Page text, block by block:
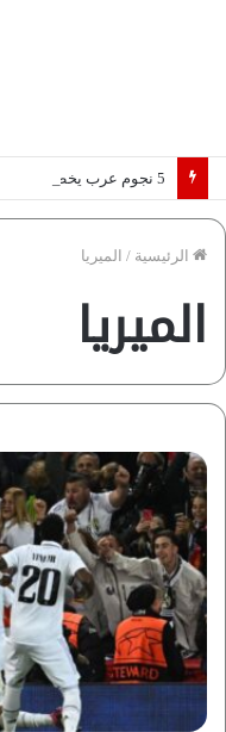
الرئيسية / الميريا
الميريا